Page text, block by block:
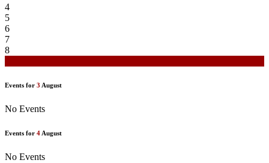
4
5
6
7
8
Events for 3 August
No Events
Events for 4 August
No Events